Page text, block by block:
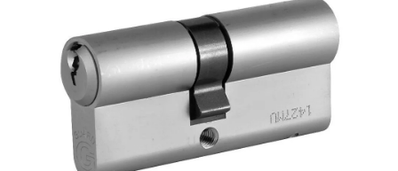
hvězdiček.